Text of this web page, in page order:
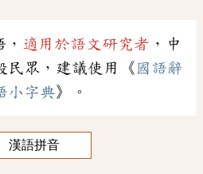
適用於語文研究者 ，中
民眾，建議使用《 國語辭
小字典》。
漢語拼音